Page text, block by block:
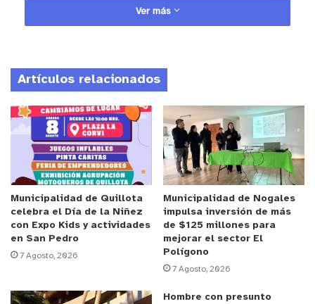
reconozcan los lugares donde están emplazados.
La idea del municipio de La Ligua es encaminar una
sentar las bases de un ordenamiento definitivo del
territorio y frenar la venta indiscriminada de
loteos irregulares.
Anuncio Patrocinado
Patricio Pallares, alcalde de La Ligua, comentó que
“la idea de esta reunión fue congregar a todos los
dirigentes de los loteos irregulares y poder
ordenar el territorio. Llevamos muchos años con
una población que está creciendo
desordenadamente”. El jefe comunal destacó que
a la cita acudieron representantes locales y
Ver más
Artículos relacionados
Municipalidad de Quillota
celebra el Día de la Niñez
con Expo Kids y actividades
en San Pedro
7 Agosto, 2026
Municipalidad de Nogales
impulsa inversión de más
de $125 millones para
mejorar el sector El
Polígono
7 Agosto, 2026
Hombre con presunto